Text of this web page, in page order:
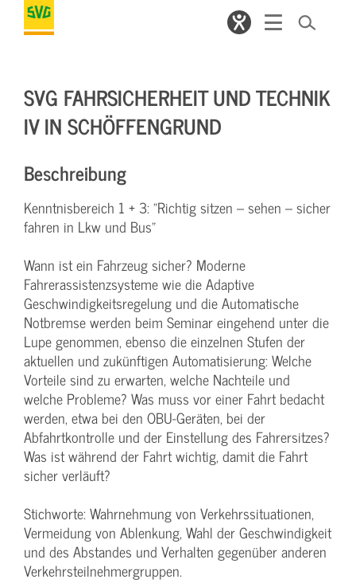
SVG FAHRSICHERHEIT UND TECHNIK
IV IN SCHÖFFENGRUND
Beschreibung
Kenntnisbereich 1 + 3: "Richtig sitzen – sehen – sicher
fahren in Lkw und Bus"
Wann ist ein Fahrzeug sicher? Moderne
Fahrerassistenzsysteme wie die Adaptive
Geschwindigkeitsregelung und die Automatische
Notbremse werden beim Seminar eingehend unter die
Lupe genommen, ebenso die einzelnen Stufen der
aktuellen und zukünftigen Automatisierung: Welche
Vorteile sind zu erwarten, welche Nachteile und
welche Probleme? Was muss vor einer Fahrt bedacht
werden, etwa bei den OBU-Geräten, bei der
Abfahrtkontrolle und der Einstellung des Fahrersitzes?
Was ist während der Fahrt wichtig, damit die Fahrt
sicher verläuft?
Stichworte: Wahrnehmung von Verkehrssituationen,
Vermeidung von Ablenkung, Wahl der Geschwindigkeit
und des Abstandes und Verhalten gegenüber anderen
Verkehrsteilnehmergruppen.